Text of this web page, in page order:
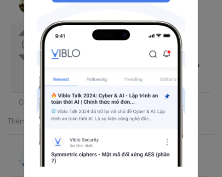
0
Lỗi syntax cơ bản tùm lum kìa bạn,
bạn stackoverflow hoặc chatGPT giải
quyết nhanh hơn thay vì đăng lên đây
chờ câu trả lời.
Chia sẻ
Thêm một bình luận
Vương Như
Theo dõi
Đã trả lời thg 5 5, 2023 10:35 SA